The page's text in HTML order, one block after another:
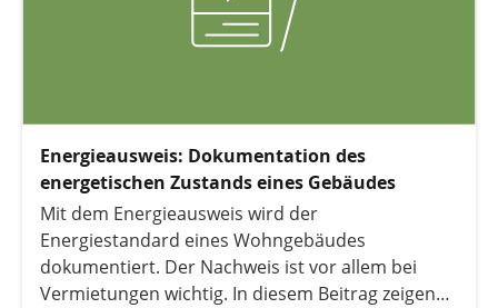
Energieausweis: Dokumentation des
energetischen Zustands eines Gebäudes
Mit dem Energieausweis wird der
Energiestandard eines Wohngebäudes
dokumentiert. Der Nachweis ist vor allem bei
Vermietungen wichtig. In diesem Beitrag zeigen